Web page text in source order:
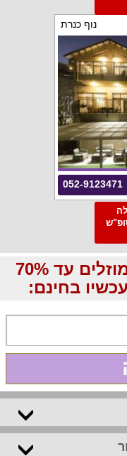
נוף כנרת
052-9123471
בסופ"ש
קבלו מבצעים לוהטים ומוזלים עד 70%
בחינם: